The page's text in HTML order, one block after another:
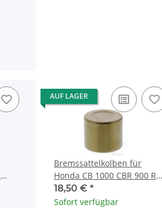
AUF LAGER
Bremssattelkolben für
Honda CB 1000 CBR 900 RR
Fireblade
18,50 € *
Sofort verfügbar